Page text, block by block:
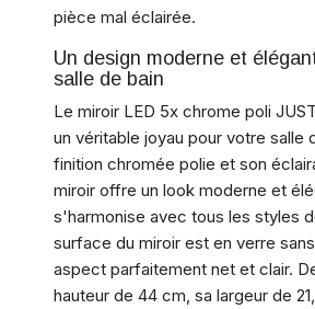
pièce mal éclairée.
Un design moderne et
salle de bain
Le miroir LED 5x chrome poli
un véritable joyau pour votre salle
finition chromée polie et son
miroir offre un look moderne et
s'harmonise avec tous les styles
surface du miroir est en verre
aspect parfaitement net et clair.
hauteur de 44 cm, sa largeur de